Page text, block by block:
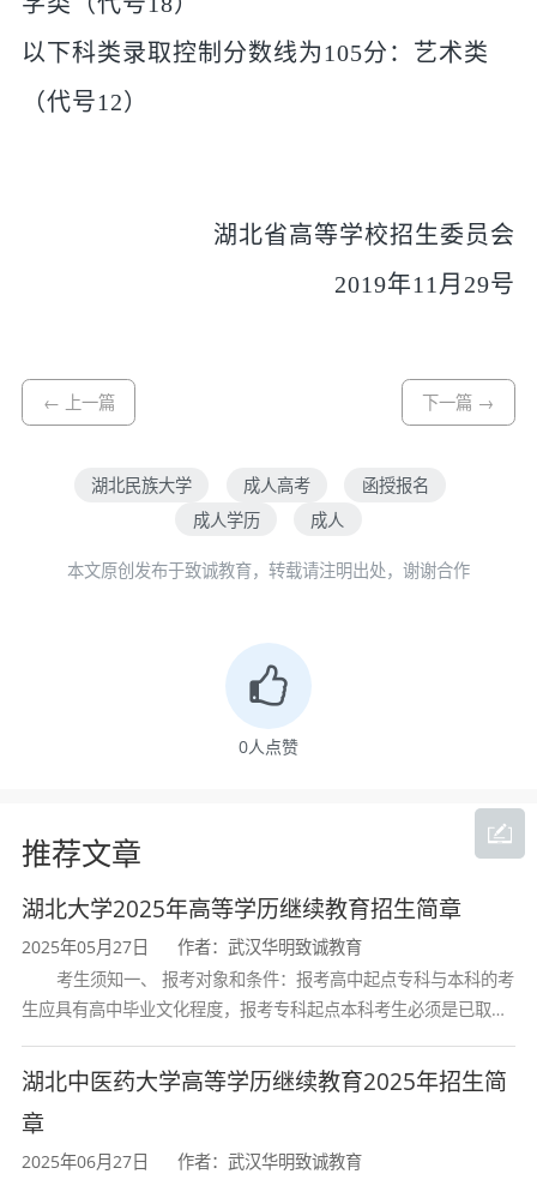
以下科类录取控制分数线为105分：艺术类
（代号12）
湖北省高等学校招生委员会
2019年11月29号
← 上一篇 下一篇 →
湖北民族大学 成人高考
函授报名
成人学历
成人
本文原创发布于致诚教育，转载请注明出处，谢谢合作
0人点赞
推荐文章
湖北大学2025年高等学历继续教育招生简章
2025年05月27日
作者：武汉华明致诚教育
考生须知一、 报考对象和条件：报考高中起点专科与本科的考
生应具有高中毕业文化程度，报考专科起点本科考生必须是已取得
构颁发的大学专科毕业证书的人
湖北中医药大学高等学历继续教育2025年招生简
章
2025年06月27日
作者：武汉华明致诚教育